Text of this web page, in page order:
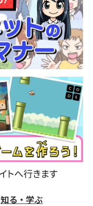
知る・学ぶ